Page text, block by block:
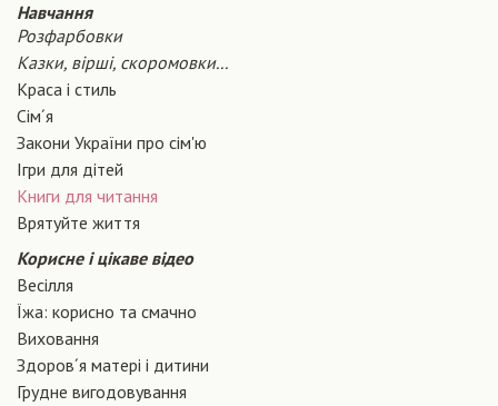
Навчання
Розфарбовки
Казки, вірші, скоромовки...
Краса і стиль
Сiм´я
Закони України про сiм'ю
Ігри для дітей
Книги для читання
Врятуйте життя
Корисне і цікаве відео
Весілля
Їжа: корисно та смачно
Виховання
Здоров´я матері і дитини
Грудне вигодовування